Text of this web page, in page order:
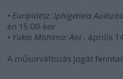
• Euripidész: Iphigeneia
én 15.00-kor
• Yukio Mishima: Aoi - április
A műsorváltozás jogát